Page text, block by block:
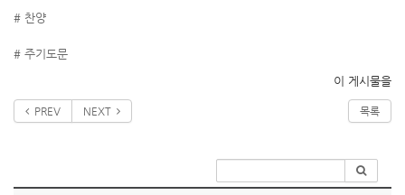
# 찬양
# 주기도문
이 게시물을
PREV NEXT 목록